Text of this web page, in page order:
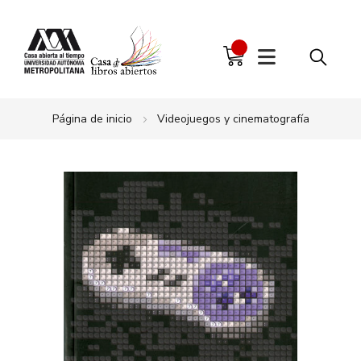
Página de inicio Videojuegos y cinematografía